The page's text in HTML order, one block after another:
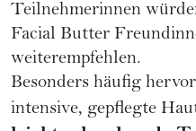
Teilnehmer­innen
Facial Butter
weiterempfehlen.
Besonders häufig
intensive, gepflegte